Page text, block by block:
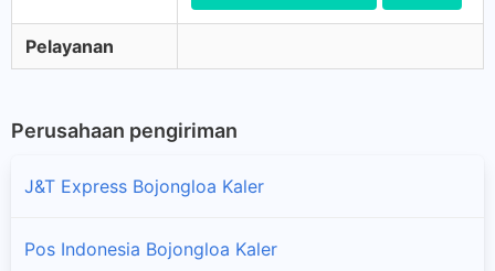
Pelayanan
Perusahaan pengiriman
J&T Express Bojongloa Kaler
Pos Indonesia Bojongloa Kaler